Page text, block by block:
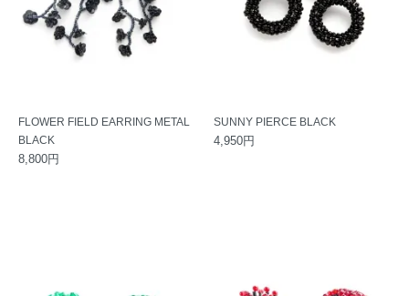
FLOWER FIELD EARRING METAL
BLACK
8,800円
SUNNY PIERCE BLACK
4,950円